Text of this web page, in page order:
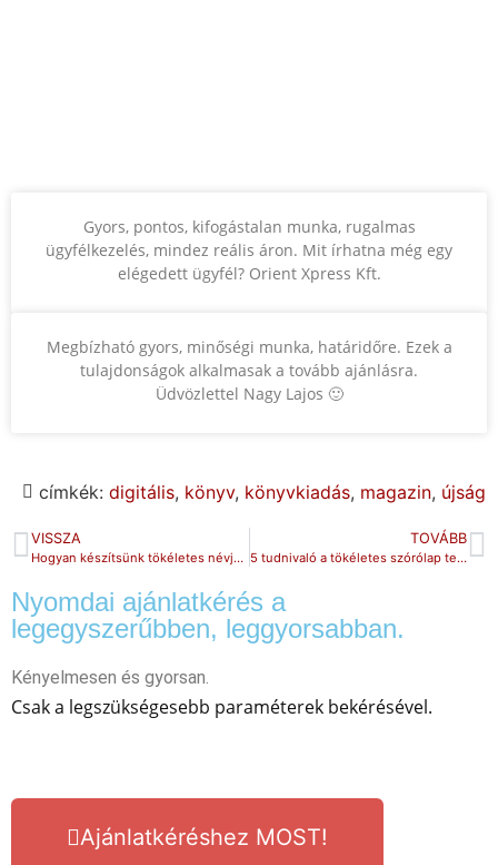
Gyors, pontos, kifogástalan munka, rugalmas
ügyfélkezelés, mindez reális áron. Mit írhatna még egy
elégedett ügyfél? Orient Xpress Kft.
Megbízható gyors, minőségi munka, határidőre. Ezek a
tulajdonságok alkalmasak a tovább ajánlásra.
Üdvözlettel Nagy Lajos 🙂
címkék: digitális, könyv, könyvkiadás, magazin, újság
VISSZA
Hogyan készítsünk tökéletes névjegykártyát?
TOVÁBB
5 tudnivaló a tökéletes szórólap tervezéséhez
Nyomdai ajánlatkérés a
legegyszerűbben, leggyorsabban.
Kényelmesen és gyorsan.
Csak a legszükségesebb paraméterek bekérésével.
Ajánlatkéréshez MOST!